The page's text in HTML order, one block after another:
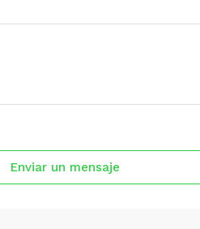
Enviar un mensaje